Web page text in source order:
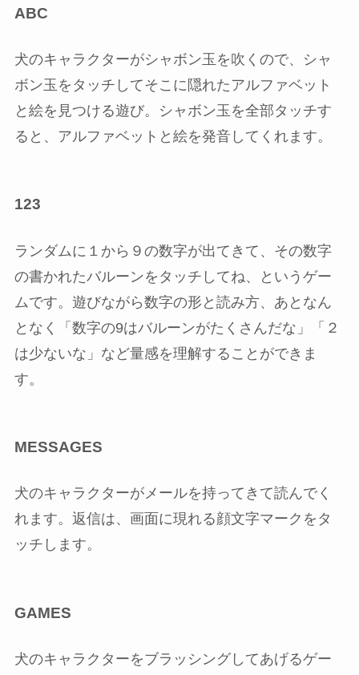
ABC
犬のキャラクターがシャボン玉を吹くので、シャ
ボン玉をタッチしてそこに隠れたアルファベット
と絵を見つける遊び。シャボン玉を全部タッチす
ると、アルファベットと絵を発音してくれます。
123
ランダムに１から９の数字が出てきて、その数字
の書かれたバルーンをタッチしてね、というゲー
ムです。遊びながら数字の形と読み方、あとなん
となく「数字の9はバルーンがたくさんだな」「２
は少ないな」など量感を理解することができま
す。
MESSAGES
犬のキャラクターがメールを持ってきて読んでく
れます。返信は、画面に現れる顔文字マークをタ
ッチします。
GAMES
犬のキャラクターをブラッシングしてあげるゲー